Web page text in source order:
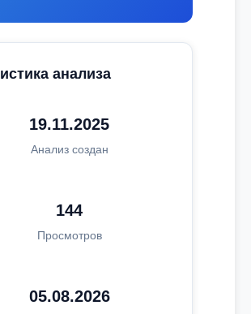
анализа
19.11.2025
Анализ создан
144
Просмотров
05.08.2026